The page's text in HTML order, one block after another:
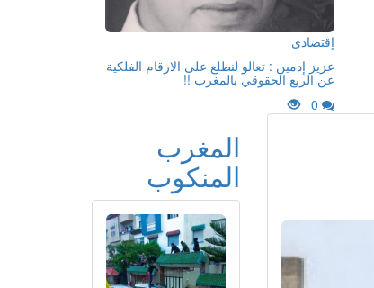
إقتصادي
عزيز إدمين : تعالو لنطلع على الارقام الفلكية
عن الربع الحقوقي بالمغرب !!
المغرب
المنكوب